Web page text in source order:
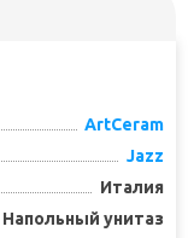
ArtCeram
Jazz
Италия
Напольный унитаз